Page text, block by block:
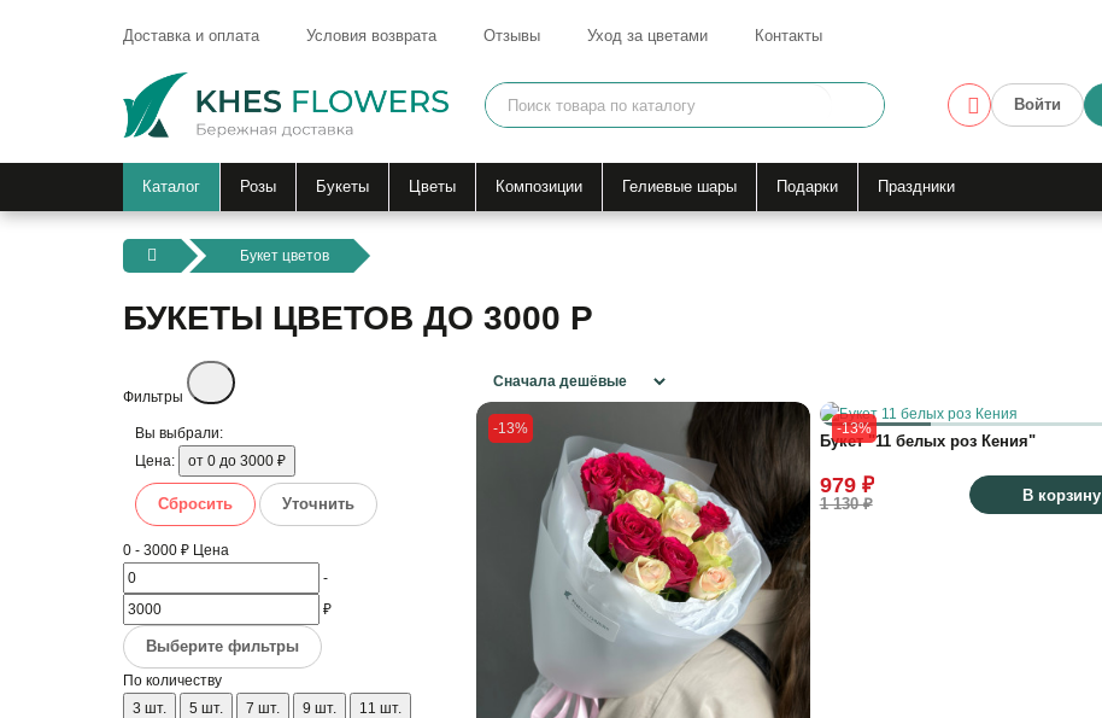
Доставка и оплата Условия возврата Отзывы Уход за цветами Контакты
Войти
Каталог Розы Букеты Цветы Композиции Гелиевые шары Подарки Праздники
Букет цветов
БУКЕТЫ ЦВЕТОВ ДО 3000 Р
Фильтры
Вы выбрали:
Цена:
от 0 до 3000 ₽
Сбросить Уточнить
0 - 3000 ₽ Цена
-
₽
Выберите фильтры
По количеству
3 шт.
5 шт. 7 шт. 9 шт.
11 шт.
-13% -13%
Букет "11 белых роз Кения"
979 ₽
1 130 ₽ В корзину